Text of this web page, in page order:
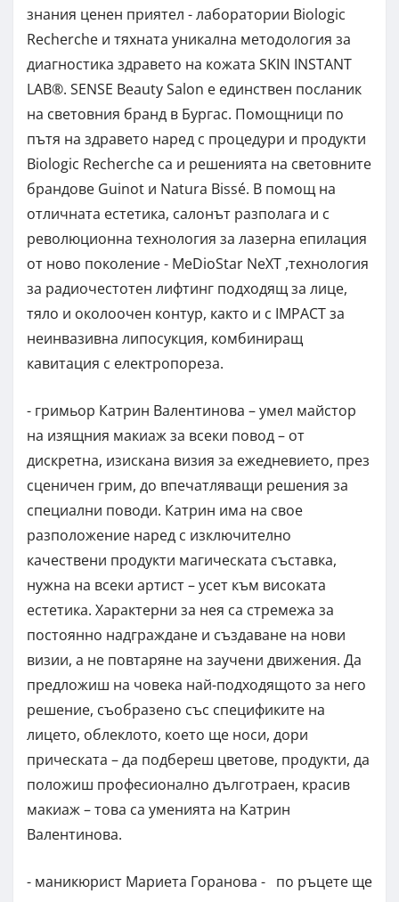
знания ценен приятел - лаборатории Biologic
Recherche и тяхната уникална методология за
диагностика здравето на кожата SKIN INSTANT
LAB®. SENSE Beauty Salon е единствен посланик
на световния бранд в Бургас. Помощници по
пътя на здравето наред с процедури и продукти
Biologic Recherche са и решенията на световните
брандове Guinot и Natura Bissé. В помощ на
отличната естетика, салонът разполага и с
революционна технология за лазерна епилация
от ново поколение - MeDioStar NeXT ,технология
за радиочестотен лифтинг подходящ за лице,
тяло и околоочен контур, както и с IМPACT за
неинвазивна липосукция, комбиниращ
кавитация с електропореза.
- гримьор Катрин Валентинова – умел майстор
на изящния макиаж за всеки повод – от
дискретна, изискана визия за ежедневието, през
сценичен грим, до впечатляващи решения за
специални поводи. Катрин има на свое
разположение наред с изключително
качествени продукти магическата съставка,
нужна на всеки артист – усет към високата
естетика. Характерни за нея са стремежа за
постоянно надграждане и създаване на нови
визии, а не повтаряне на заучени движения. Да
предложиш на човека най-подходящото за него
решение, съобразено със спецификите на
лицето, облеклото, което ще носи, дори
прическата – да подбереш цветове, продукти, да
положиш професионално дълготраен, красив
макиаж – това са уменията на Катрин
Валентинова.
- маникюрист Мариета Горанова - по ръцете ще